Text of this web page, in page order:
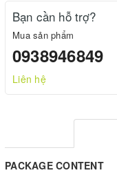
Bạn cần hỗ trợ?
Mua sản phẩm
0938946849
Liên hệ
PACKAGE CONTENT